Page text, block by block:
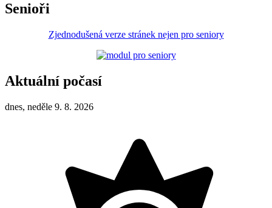
Senioři
Zjednodušená verze stránek nejen pro seniory
Aktuální počasí
dnes, neděle 9. 8. 2026